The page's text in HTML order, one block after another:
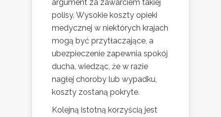
argument za zawarciem takiej
polisy. Wysokie koszty opieki
medycznej w niektórych krajach
mogą być przytłaczające, a
ubezpieczenie zapewnia spokój
ducha, wiedząc, że w razie
nagłej choroby lub wypadku,
koszty zostaną pokryte.
Kolejną istotną korzyścią jest